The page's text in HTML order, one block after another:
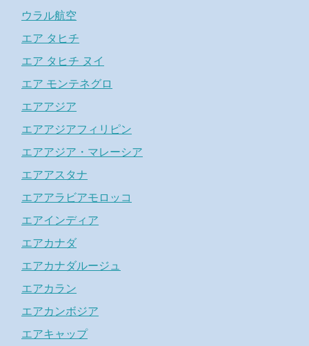
ウラル航空
エア タヒチ
エア タヒチ ヌイ
エア モンテネグロ
エアアジア
エアアジアフィリピン
エアアジア・マレーシア
エアアスタナ
エアアラビアモロッコ
エアインディア
エアカナダ
エアカナダルージュ
エアカラン
エアカンボジア
エアキャップ